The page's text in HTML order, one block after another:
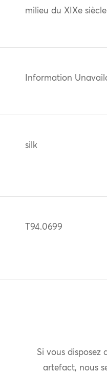
milieu du XIXe siècle
Information
silk
T94.0699
Si vous disposez
artefact, nous